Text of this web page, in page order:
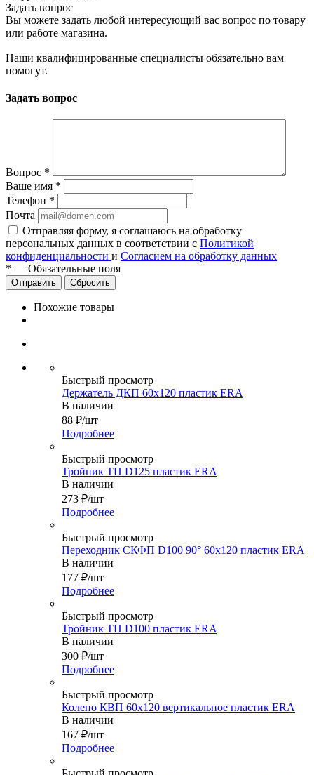
Задать вопрос
Вы можете задать любой интересующий вас вопрос по товару
или работе магазина.
Наши квалифицированные специалисты обязательно вам
помогут.
Задать вопрос
Вопрос *
Ваше имя *
Телефон *
Почта
Отправляя форму, я соглашаюсь на обработку
персональных данных в соответствии с Политикой
конфиденциальности и Согласием на обработку данных
* — Обязательные поля
Сбросить
Похожие товары
Быстрый просмотр
Держатель ДКП 60х120 пластик ERA
В наличии
88 ₽/шт
Подробнее
Быстрый просмотр
Тройник ТП D125 пластик ERA
В наличии
273 ₽/шт
Подробнее
Быстрый просмотр
Переходник СКФП D100 90° 60х120 пластик ERA
В наличии
177 ₽/шт
Подробнее
Быстрый просмотр
Тройник ТП D100 пластик ERA
В наличии
300 ₽/шт
Подробнее
Быстрый просмотр
Колено КВП 60х120 вертикальное пластик ERA
В наличии
167 ₽/шт
Подробнее